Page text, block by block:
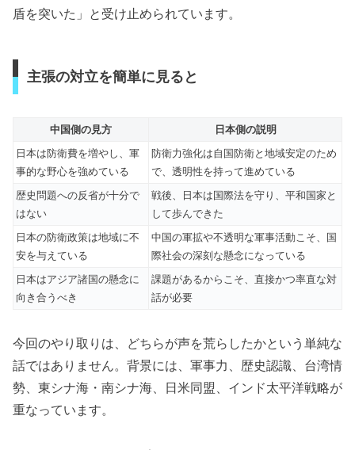
盾を突いた」と受け止められています。
主張の対立を簡単に見ると
中国側の見方
日本側の説明
日本は防衛費を増やし、軍
事的な野心を強めている
防衛力強化は自国防衛と地域安定のため
で、透明性を持って進めている
歴史問題への反省が十分で
はない
戦後、日本は国際法を守り、平和国家と
して歩んできた
日本の防衛政策は地域に不
安を与えている
中国の軍拡や不透明な軍事活動こそ、国
際社会の深刻な懸念になっている
日本はアジア諸国の懸念に
向き合うべき
課題があるからこそ、直接かつ率直な対
話が必要
今回のやり取りは、どちらが声を荒らしたかという単純な
話ではありません。背景には、軍事力、歴史認識、台湾情
勢、東シナ海・南シナ海、日米同盟、インド太平洋戦略が
重なっています。